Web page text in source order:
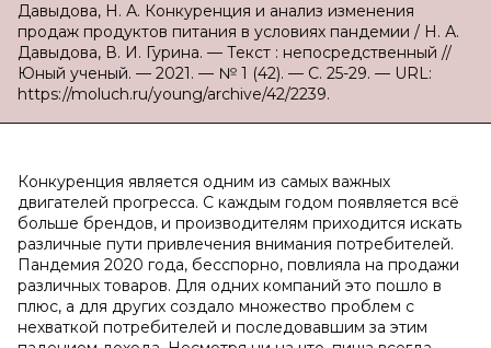
Давыдова, Н. А. Конкуренция и анализ изменения
продаж продуктов питания в условиях пандемии / Н. А.
Давыдова, В. И. Гурина. — Текст : непосредственный //
Юный ученый. — 2021. — № 1 (42). — С. 25-29. — URL:
https://moluch.ru/young/archive/42/2239.
Конкуренция является одним из самых важных
двигателей прогресса. С каждым годом появляется всё
больше брендов, и производителям приходится искать
различные пути привлечения внимания потребителей.
Пандемия 2020 года, бесспорно, повлияла на продажи
различных товаров. Для одних компаний это пошло в
плюс, а для других создало множество проблем с
нехваткой потребителей и последовавшим за этим